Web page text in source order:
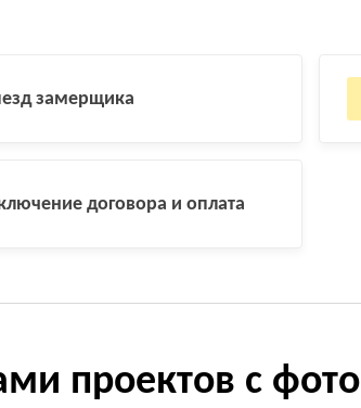
замерщика
договора и оплата
проектов с фото